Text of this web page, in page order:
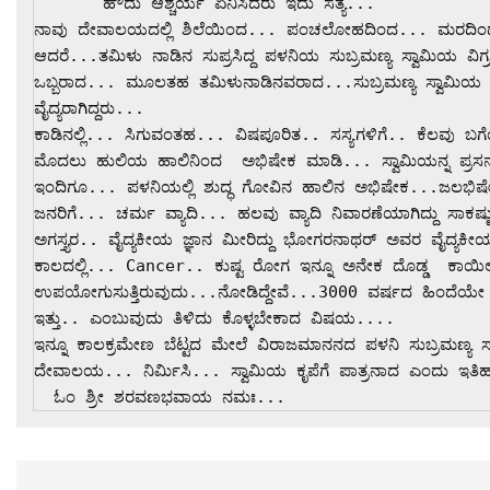
b
o
o
k
A
p
p
er Li
n
k
a
m
ನಾವು ದೇವಾಲಯದಲ್ಲಿ ಶಿಲೆಯಿಂದ... ಪಂಚಲೋಹದಿಂದ...
ಆದರೆ...ತಮಿಳು ನಾಡಿನ ಸುಪ್ರಸಿದ್ದ ಪಳನಿಯ ಸುಬ್ರಮಣ್ಯ ಸ್ವಾಮಿಯ
ಒಬ್ಬರಾದ... ಮೂಲತಹ ತಮಿಳುನಾಡಿನವರಾದ...ಸುಬ್ರಮಣ್ಯ
ವೈದ್ಯರಾಗಿದ್ದರು...
ಕಾಡಿನಲ್ಲಿ... ಸಿಗುವಂತಹ... ವಿಷಪೂರಿತ.. ಸಸ್ಯಗಳಿಗೆ.. ಕೆಲವು
ಮೊದಲು ಹುಲಿಯ ಹಾಲಿನಿಂದ  ಅಭಿಷೇಕ ಮಾಡಿ... ಸ್ವಾಮಿಯನ್ನ
ಇಂದಿಗೂ... ಪಳನಿಯಲ್ಲಿ ಶುದ್ಧ ಗೋವಿನ ಹಾಲಿನ
ಜನರಿಗೆ... ಚರ್ಮ ವ್ಯಾದಿ... ಹಲವು ವ್ಯಾದಿ ನಿವಾರಣೆಯಾಗಿದ್ದು
ಅಗಸ್ತ್ಯರ.. ವೈದ್ಯಕೀಯ ಜ್ಞಾನ ಮೀರಿದ್ದು ಭೋಗರನಾಥರ್ ಅವರ
ಕಾಲದಲ್ಲಿ... Cancer.. ಕುಷ್ಟ ರೋಗ ಇನ್ನೂ ಅನೇಕ ದೊಡ್ಡ
ಉಪಯೋಗುಸುತ್ತಿರುವುದು...ನೋಡಿದ್ದೇವೆ...3000 ವರ್ಷದ
ಇತ್ತು.. ಎಂಬುವುದು ತಿಳಿದು ಕೊಳ್ಳಬೇಕಾದ ವಿಷಯ....
ಇನ್ನೂ ಕಾಲಕ್ರಮೇಣ ಬೆಟ್ಟದ ಮೇಲೆ ವಿರಾಜಮಾನನದ ಪಳನಿ
ದೇವಾಲಯ... ನಿರ್ಮಿಸಿ... ಸ್ವಾಮಿಯ ಕೃಪೆಗೆ ಪಾತ್ರನಾದ ಎಂದು
  ಓಂ ಶ್ರೀ ಶರವಣಭವಾಯ ನಮಃ...